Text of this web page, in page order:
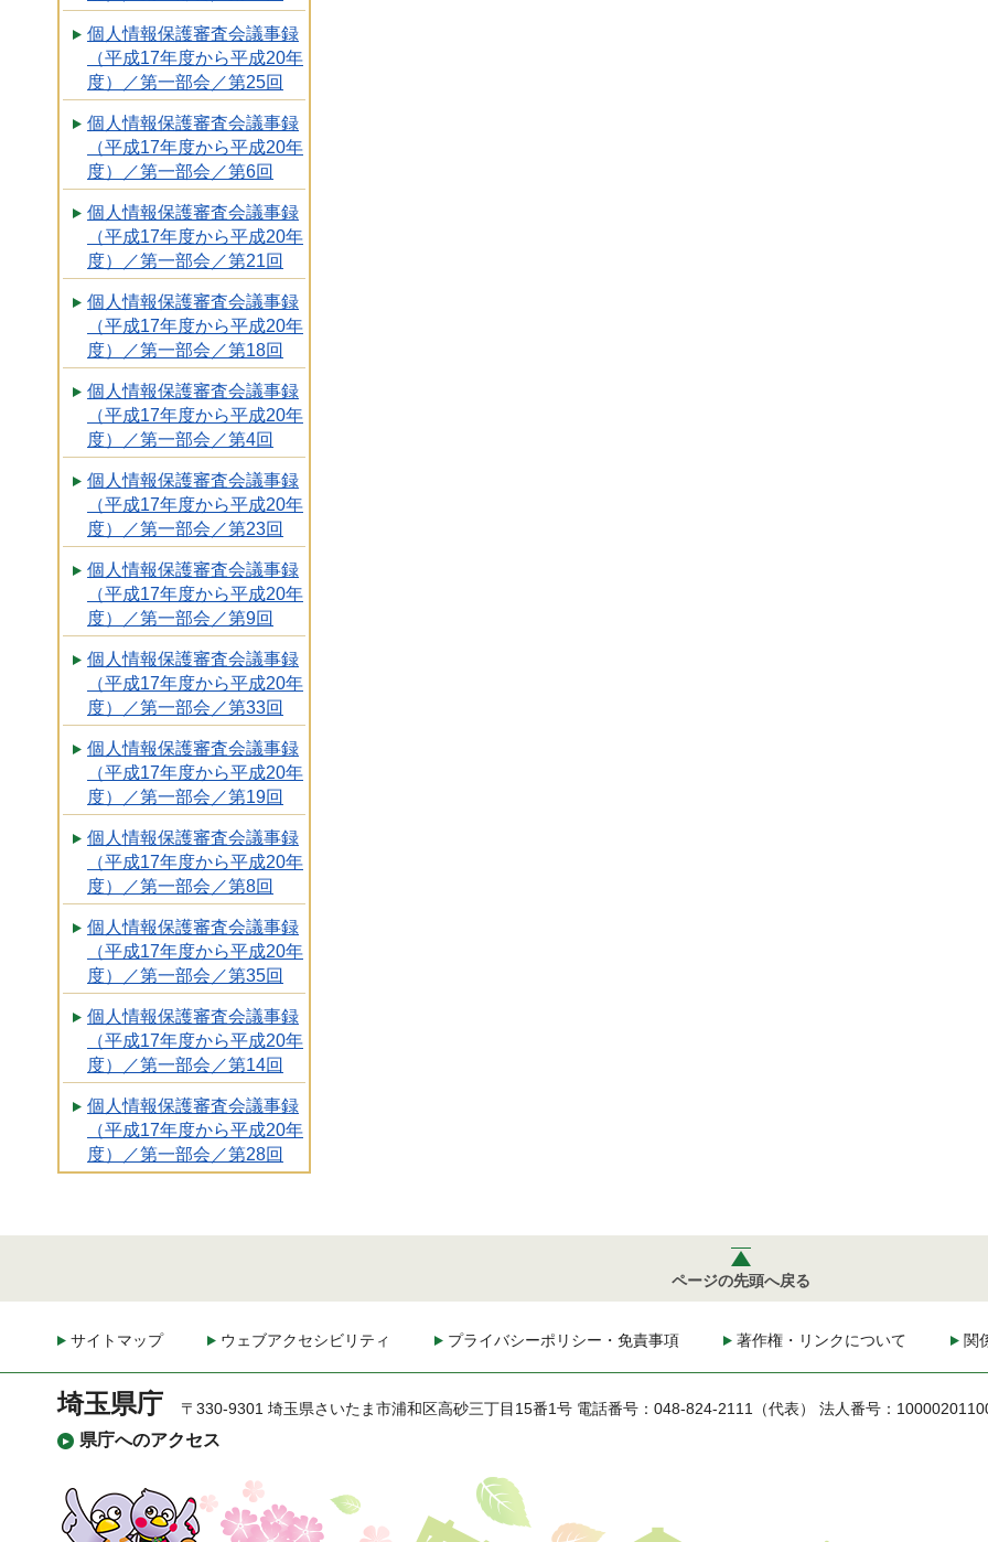
個人情報保護審査会議事録
（平成17年度から平成20年
度）／第一部会／第25回
個人情報保護審査会議事録
（平成17年度から平成20年
度）／第一部会／第6回
個人情報保護審査会議事録
（平成17年度から平成20年
度）／第一部会／第21回
個人情報保護審査会議事録
（平成17年度から平成20年
度）／第一部会／第18回
個人情報保護審査会議事録
（平成17年度から平成20年
度）／第一部会／第4回
個人情報保護審査会議事録
（平成17年度から平成20年
度）／第一部会／第23回
個人情報保護審査会議事録
（平成17年度から平成20年
度）／第一部会／第9回
個人情報保護審査会議事録
（平成17年度から平成20年
度）／第一部会／第33回
個人情報保護審査会議事録
（平成17年度から平成20年
度）／第一部会／第19回
個人情報保護審査会議事録
（平成17年度から平成20年
度）／第一部会／第8回
個人情報保護審査会議事録
（平成17年度から平成20年
度）／第一部会／第35回
個人情報保護審査会議事録
（平成17年度から平成20年
度）／第一部会／第14回
個人情報保護審査会議事録
（平成17年度から平成20年
度）／第一部会／第28回
ページの先頭へ戻る
サイトマップ ウェブアクセシビリティ プライバシーポリシー・免責事項 著作権・リンクについて 関
埼玉県庁
県庁へのアクセス
〒330-9301 埼玉県さいたま市浦和区高砂三丁目15番1号 電話番号：048-824-2111（代表） 法人番号：